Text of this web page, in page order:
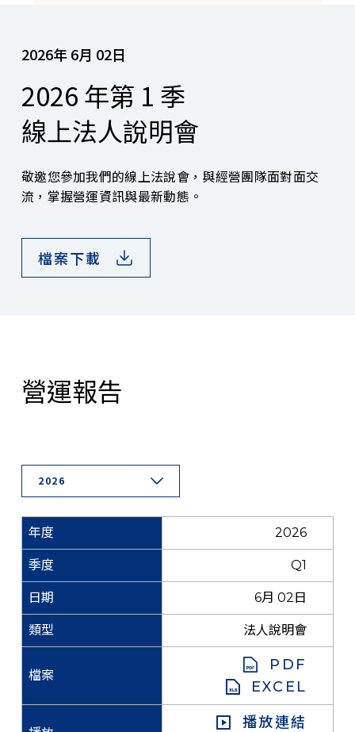
2026年 6月 02日
2026 年第 1 季
線上法人說明會
敬邀您參加我們的線上法說會，與經營團隊面對面交
流，掌握營運資訊與最新動態。
檔案下載
營運報告
2026
2026
Q1
6月 02日
法人說明會
PDF
EXCEL
播放連結